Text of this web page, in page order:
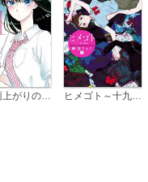
恋は雨上がりのように ヒメゴト～十九歳の制服～